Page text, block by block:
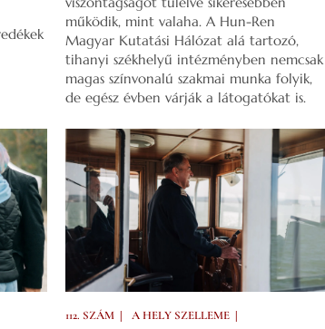
működik, mint valaha. A Hun-Ren
Magyar Kutatási Hálózat alá tartozó,
tihanyi székhelyű intézményben nemcsak
magas színvonalú szakmai munka folyik,
de egész évben várják a látogatókat is.
112. SZÁM | A HELY SZELLEME |